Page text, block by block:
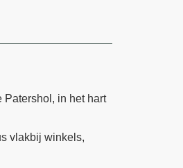
in het hart
vlakbij winkels,